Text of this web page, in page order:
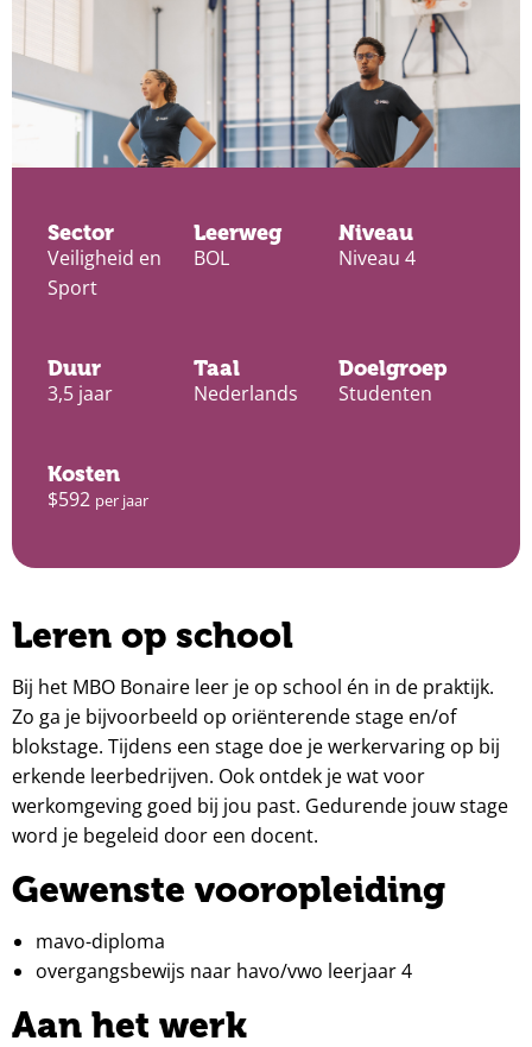
Sector
Veiligheid en
Sport
Leerweg
BOL
Niveau
Niveau 4
Duur
3,5 jaar
Taal
Nederlands
Doelgroep
Studenten
Kosten
$592 per jaar
Leren op school
Bij het MBO Bonaire leer je op school én in de praktijk.
Zo ga je bijvoorbeeld op oriënterende stage en/of
blokstage. Tijdens een stage doe je werkervaring op bij
erkende leerbedrijven. Ook ontdek je wat voor
werkomgeving goed bij jou past. Gedurende jouw stage
word je begeleid door een docent.
Gewenste vooropleiding
mavo-diploma
overgangsbewijs naar havo/vwo leerjaar 4
Aan het werk